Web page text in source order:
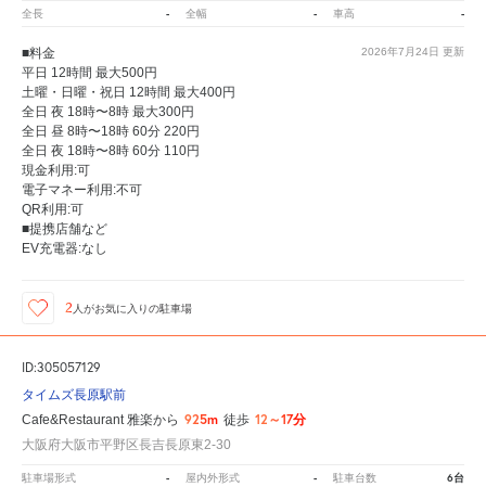
全長 - 全幅 - 車高 -
2026年7月24日 更新
■料金
平日 12時間 最大500円
土曜・日曜・祝日 12時間 最大400円
全日 夜 18時〜8時 最大300円
全日 昼 8時〜18時 60分 220円
全日 夜 18時〜8時 60分 110円
現金利用:可
電子マネー利用:不可
QR利用:可
■提携店舗など
EV充電器:なし
2 人がお気に入りの駐車場
ID:305057129
タイムズ長原駅前
Cafe&Restaurant 雅楽から 925m 徒歩 12～17分
大阪府大阪市平野区長吉長原東2-30
駐車場形式 - 屋内外形式 - 駐車台数 6台